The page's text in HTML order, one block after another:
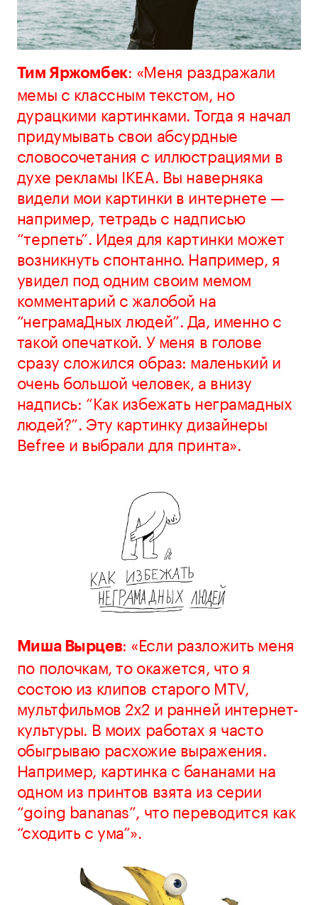
Тим Яржомбек: «Меня раздражали
мемы с классным текстом, но
дурацкими картинками. Тогда я начал
придумывать свои абсурдные
словосочетания с иллюстрациями в
духе рекламы IKEA. Вы наверняка
видели мои картинки в интернете —
например, тетрадь с надписью
“терпеть”. Идея для картинки может
возникнуть спонтанно. Например, я
увидел под одним своим мемом
комментарий с жалобой на
“неграмаДных людей”. Да, именно с
такой опечаткой. У меня в голове
сразу сложился образ: маленький и
очень большой человек, а внизу
надпись: “Как избежать неграмадных
людей?”. Эту картинку дизайнеры
Befree и выбрали для принта».
Миша Вырцев: «Если разложить меня
по полочкам, то окажется, что я
состою из клипов старого MTV,
мультфильмов 2x2 и ранней интернет-
культуры. В моих работах я часто
обыгрываю расхожие выражения.
Например, картинка с бананами на
одном из принтов взята из серии
“going bananas”, что переводится как
“сходить с ума”».